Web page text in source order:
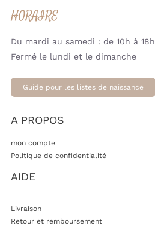
HORAIRE
Du mardi au samedi : de 10h à 18h
Fermé le lundi et le dimanche
Guide pour les listes de naissance
A PROPOS
mon compte
Politique de confidentialité
AIDE
Livraison
Retour et remboursement